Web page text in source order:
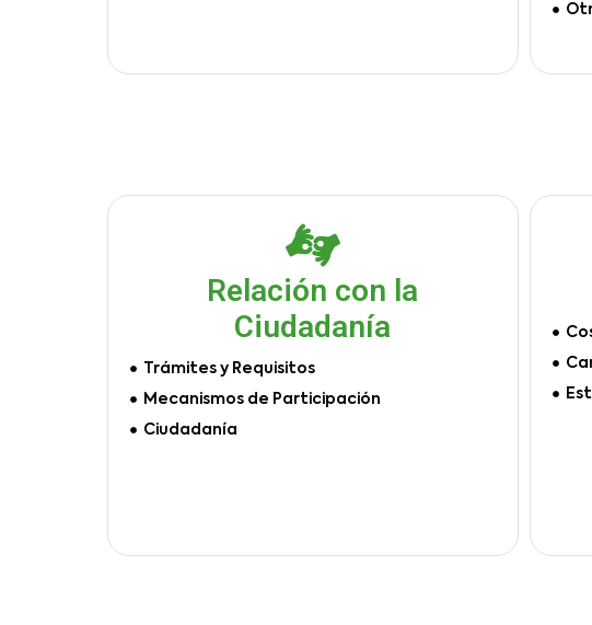
Relación con la
Ciudadanía
Trámites y Requisitos
Mecanismos de Participación
Ciudadanía